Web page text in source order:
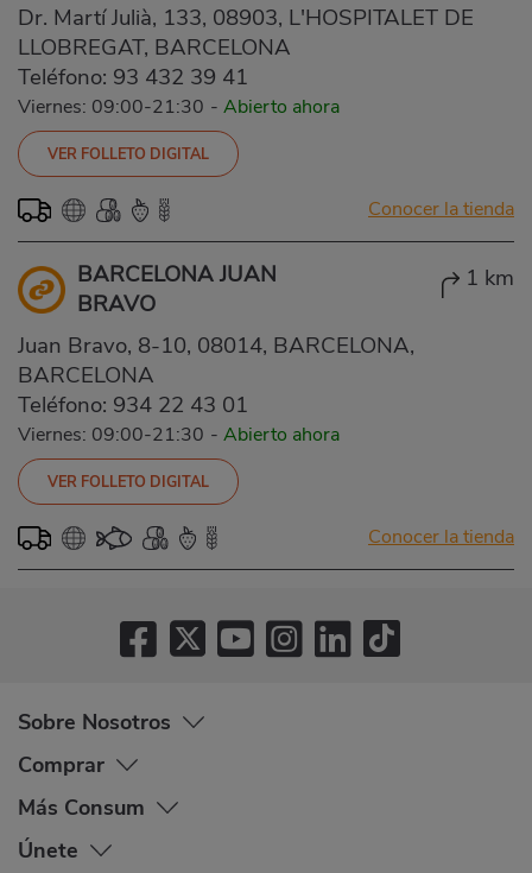
Dr. Martí Julià, 133, 08903, L'HOSPITALET DE
LLOBREGAT, BARCELONA
Teléfono: 93 432 39 41
Viernes: 09:00-21:30 - Abierto ahora
VER FOLLETO DIGITAL
Conocer la tienda
BARCELONA JUAN
BRAVO
1 km
Juan Bravo, 8-10, 08014, BARCELONA,
BARCELONA
Teléfono: 934 22 43 01
Viernes: 09:00-21:30 - Abierto ahora
VER FOLLETO DIGITAL
Conocer la tienda
Sobre Nosotros
Comprar
Más Consum
Únete